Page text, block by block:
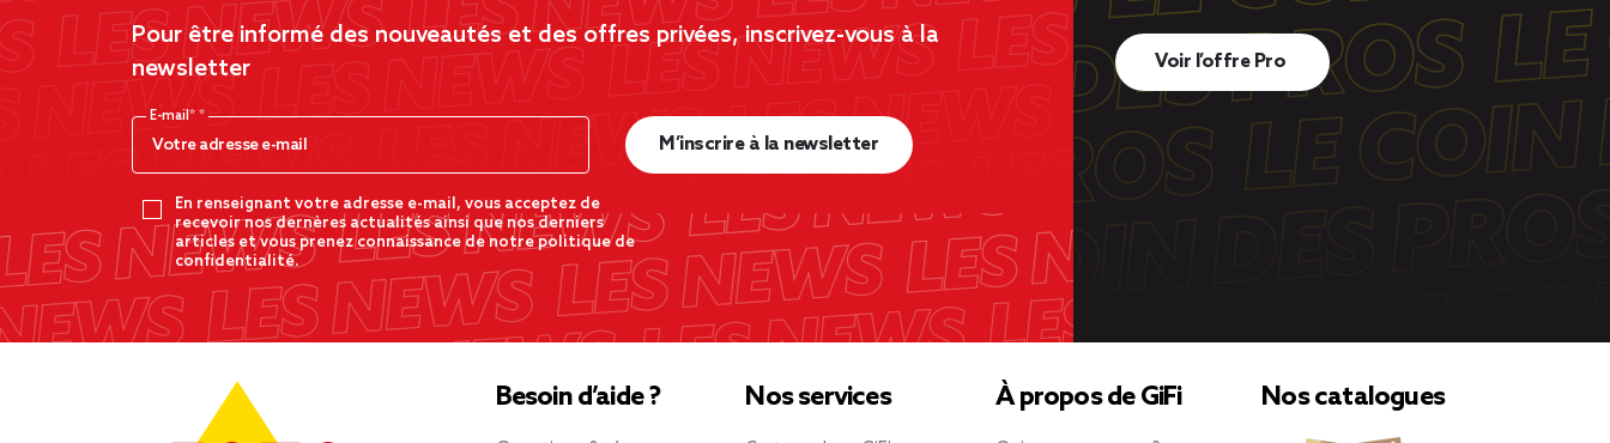
Pour être informé des nouveautés et des offres privées, inscrivez-vous à la
newsletter
E-mail*
En renseignant votre adresse e-mail, vous acceptez de
recevoir nos dernères actualités ainsi que nos derniers
articles et vous prenez connaissance de notre politique de
confidentialité.
M’inscrire à la newsletter
Voir l’offre Pro
Besoin d’aide ? Nos services À propos de GiFi Nos catalogues